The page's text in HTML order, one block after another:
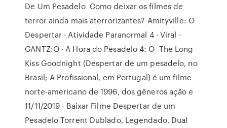
De Um Pesadelo Como deixar os filmes de
terror ainda mais aterrorizantes? Amityville: O
Despertar · Atividade Paranormal 4 · Viral ·
GANTZ:O · A Hora do Pesadelo 4: O The Long
Kiss Goodnight (Despertar de um pesadelo, no
Brasil; A Profissional, em Portugal) é um filme
norte-americano de 1996, dos gêneros ação e
11/11/2019 · Baixar Filme Despertar de um
Pesadelo Torrent Dublado, Legendado, Dual